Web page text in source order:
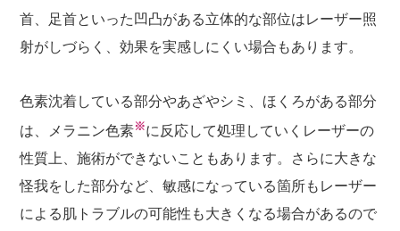
首、足首といった凹凸がある立体的な部位はレーザー照
射がしづらく、効果を実感しにくい場合もあります。
色素沈着している部分やあざやシミ、ほくろがある部分
は、メラニン色素※に反応して処理していくレーザーの
性質上、施術ができないこともあります。さらに大きな
怪我をした部分など、敏感になっている箇所もレーザー
による肌トラブルの可能性も大きくなる場合があるので